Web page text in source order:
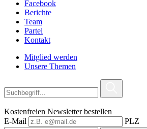
Facebook
Berichte
Team
Partei
Kontakt
Mitglied werden
Unsere Themen
Kostenfreien Newsletter bestellen
E-Mail
PLZ